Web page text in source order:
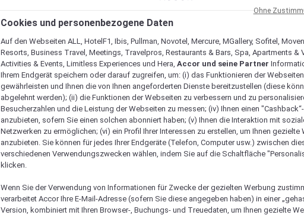
Cookies und personenbezogene Daten
Auf den Webseiten ALL, HotelF1, Ibis, Pullman, Novotel, Mercure, MGallery, Sofitel,
Resorts, Business Travel, Meetings, Travelpros, Restaurants & Bars, Spa, Apartments &
Activities & Events, Limitless Experiences und Hera, Accor und seine Partner
Ihrem Endgerät speichern oder darauf zugreifen, um: (i) das Funktionieren der
gewährleisten und Ihnen die von Ihnen angeforderten Dienste bereitzustellen (diese
abgelehnt werden); (ii) die Funktionen der Webseiten zu verbessern und zu
Besucherzahlen und die Leistung der Webseiten zu messen; (iv) Ihnen einen
anzubieten, sofern Sie einen solchen abonniert haben; (v) Ihnen die Interaktion mit
Netzwerken zu ermöglichen; (vi) ein Profil Ihrer Interessen zu erstellen, um Ihnen gezielte
anzubieten. Sie können für jedes Ihrer Endgeräte (Telefon, Computer usw.) zwischen
verschiedenen Verwendungszwecken wählen, indem Sie auf die Schaltfläche
klicken.
Wenn Sie der Verwendung von Informationen für Zwecke der gezielten Werbung
verarbeitet Accor Ihre E-Mail-Adresse (sofern Sie diese angegeben haben) in einer
Version, kombiniert mit Ihren Browser-, Buchungs- und Treuedaten, um Ihnen gezielte
Ohne